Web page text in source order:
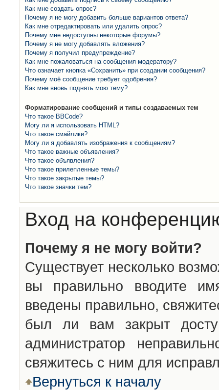
Как мне создать опрос?
Почему я не могу добавить больше вариантов ответа?
Как мне отредактировать или удалить опрос?
Почему мне недоступны некоторые форумы?
Почему я не могу добавлять вложения?
Почему я получил предупреждение?
Как мне пожаловаться на сообщения модератору?
Что означает кнопка «Сохранить» при создании сообщения?
Почему моё сообщение требует одобрения?
Как мне вновь поднять мою тему?
Форматирование сообщений и типы создаваемых тем
Что такое BBCode?
Могу ли я использовать HTML?
Что такое смайлики?
Могу ли я добавлять изображения к сообщениям?
Что такое важные объявления?
Что такое объявления?
Что такое прилепленные темы?
Что такое закрытые темы?
Что такое значки тем?
Вход на
Почему я не могу войти?
Существует несколько
вы правильно вводите
введены правильно,
был ли вам закрыт
администратор
свяжитесь с ним для
Вернуться к началу